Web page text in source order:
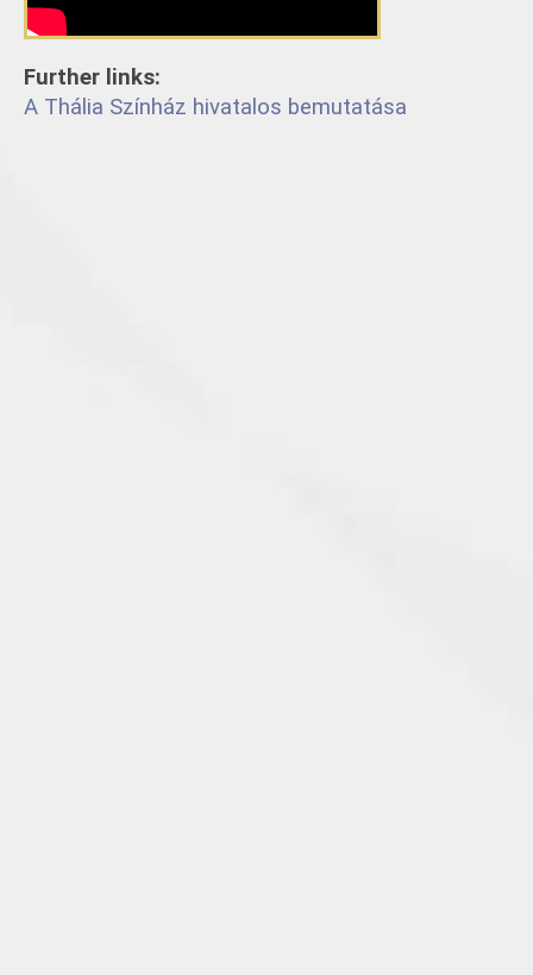
Further links:
A Thália Színház hivatalos bemutatása